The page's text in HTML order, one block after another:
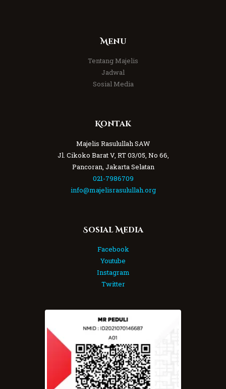
Menu
Tentang Majelis
Jadwal
Sosial Media
Kontak
Majelis Rasulullah SAW
Jl. Cikoko Barat V, RT 03/05, No 66,
Pancoran, Jakarta Selatan
021-7986709
info@majelisrasulullah.org
Sosial Media
Facebook
Youtube
Instagram
Twitter